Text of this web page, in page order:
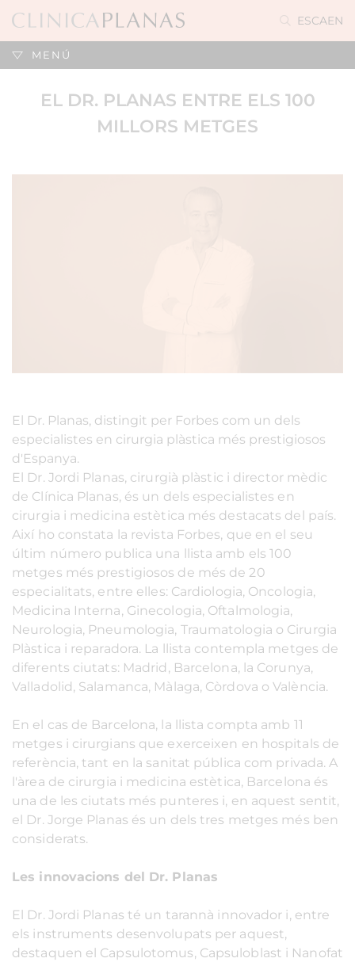
ESCAEN
MENÚ
EL DR. PLANAS ENTRE ELS 100
MILLORS METGES
El Dr. Planas, distingit per Forbes com un dels
especialistes en cirurgia plàstica més prestigiosos
d'Espanya.
El Dr. Jordi Planas, cirurgià plàstic i director mèdic
de Clínica Planas, és un dels especialistes en
cirurgia i medicina estètica més destacats del país.
Així ho constata la revista Forbes, que en el seu
últim número publica una llista amb els 100
metges més prestigiosos de més de 20
especialitats, entre elles: Cardiologia, Oncologia,
Medicina Interna, Ginecologia, Oftalmologia,
Neurologia, Pneumologia, Traumatologia o Cirurgia
Plàstica i reparadora. La llista contempla metges de
diferents ciutats: Madrid, Barcelona, ​​la Corunya,
Valladolid, Salamanca, Màlaga, Còrdova o València.
En el cas de Barcelona, ​​la llista compta amb 11
metges i cirurgians que exerceixen en hospitals de
referència, tant en la sanitat pública com privada. A
l'àrea de cirurgia i medicina estètica, Barcelona és
una de les ciutats més punteres i, en aquest sentit,
el Dr. Jorge Planas és un dels tres metges més ben
considerats.
Les innovacions del Dr. Planas
El Dr. Jordi Planas té un tarannà innovador i, entre
els instruments desenvolupats per aquest,
destaquen el Capsulotomus, Capsuloblast i Nanofat